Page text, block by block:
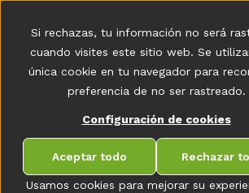
Usamos cookies para mejorar su
Si rechazas, tu información no será
cuando visites este sitio web. Se
única cookie en tu navegador para
preferencia de no ser rastreado.
Configuración de cookies
Aceptar todo Rechazar
t
r
s
E
n
s
)
NOVEDADES